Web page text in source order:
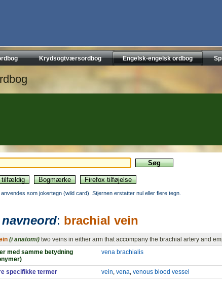
Krydsogtværsordbog Engelsk-engelsk ordbog
som jokertegn (wild card). Stjernen erstatter nul eller flere tegn.
navneord: brachial vein
(i anatomi) two veins in either arm that accompany the brachial artery and
med samme betydning
vena brachialis
specifikke termer vein, vena, venous blood vessel